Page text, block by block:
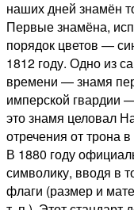
наших дней знамён
Первые знамёна,
порядок цветов —
1812 году. Одно из
времени — знамя
имперской гвардии
это знамя целовал
отречения от трона
В 1880 году
символику, вводя в
флаги (размер и